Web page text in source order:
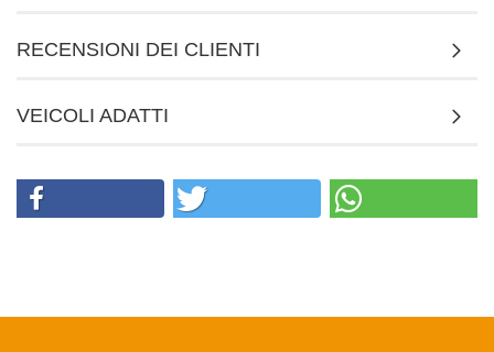
RECENSIONI DEI CLIENTI
VEICOLI ADATTI